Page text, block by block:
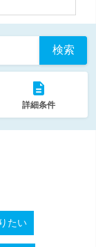
検索
詳細条件
たい